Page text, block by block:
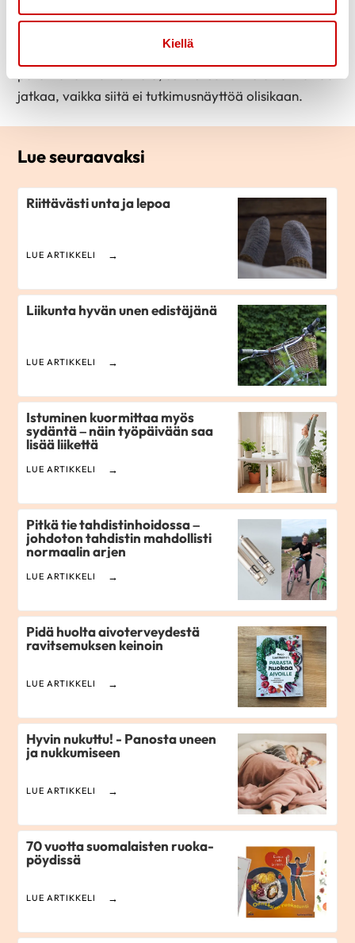
Kiellä
Uneen vaikuttavat tekijät ovat usein hyvin yksilöllisiä.
unen parantamiseksi. Jos jonkun tavan kokee
jatkaa, vaikka siitä ei tutkimusnäyttöä olisikaan.
Lue seuraavaksi
Riittävästi unta ja lepoa
LUE ARTIKKELI
Liikunta hyvän unen edistäjänä
LUE ARTIKKELI
Istuminen kuormittaa myös
sydäntä – näin työpäivään saa
lisää liikettä
LUE ARTIKKELI
Pitkä tie tahdistinhoidossa –
johdoton tahdistin mahdollisti
normaalin arjen
LUE ARTIKKELI
Pidä huolta aivoterveydestä
ravitsemuksen keinoin
LUE ARTIKKELI
Hyvin nukuttu! - Panosta uneen
ja nukkumiseen
LUE ARTIKKELI
70 vuotta suomalaisten ruoka­
pöydissä
LUE ARTIKKELI